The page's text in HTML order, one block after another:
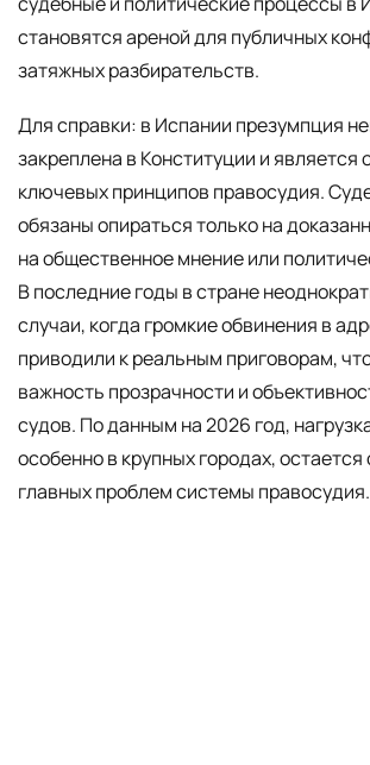
становятся ареной для публичных
затяжных разбирательств.
Для справки: в Испании презумпция
закреплена в Конституции и является
ключевых принципов правосудия.
обязаны опираться только на
на общественное мнение или
В последние годы в стране
случаи, когда громкие обвинения в
приводили к реальным приговорам,
важность прозрачности и
судов. По данным на 2026 год,
особенно в крупных городах, остается
главных проблем системы правосудия.